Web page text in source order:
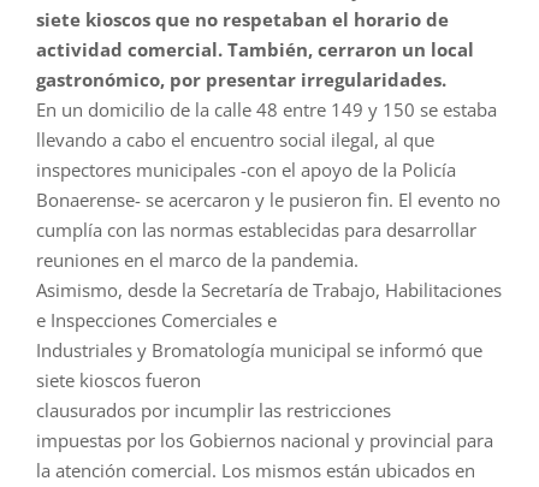
siete kioscos que no respetaban el horario de
actividad comercial. También, cerraron un local
gastronómico, por presentar irregularidades.
En un domicilio de la calle 48 entre 149 y 150 se estaba
llevando a cabo el encuentro social ilegal, al que
inspectores municipales -con el apoyo de la Policía
Bonaerense- se acercaron y le pusieron fin. El evento no
cumplía con las normas establecidas para desarrollar
reuniones en el marco de la pandemia.
Asimismo, desde la Secretaría de Trabajo, Habilitaciones
e Inspecciones Comerciales e
Industriales y Bromatología municipal se informó que
siete kioscos fueron
clausurados por incumplir las restricciones
impuestas por los Gobiernos nacional y provincial para
la atención comercial. Los mismos están ubicados en